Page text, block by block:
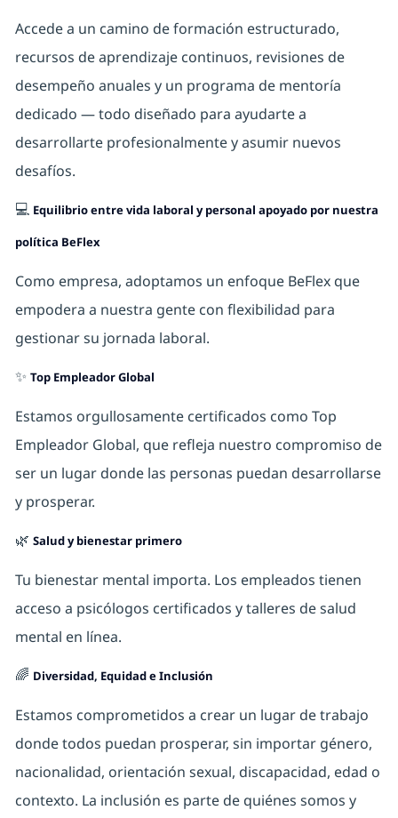
Accede a un camino de formación estructurado,
recursos de aprendizaje continuos, revisiones de
desempeño anuales y un programa de mentoría
dedicado — todo diseñado para ayudarte a
desarrollarte profesionalmente y asumir nuevos
desafíos.
💻 Equilibrio entre vida laboral y personal apoyado por nuestra
política BeFlex
Como empresa, adoptamos un enfoque BeFlex que
empodera a nuestra gente con flexibilidad para
gestionar su jornada laboral.
✨ Top Empleador Global
Estamos orgullosamente certificados como Top
Empleador Global, que refleja nuestro compromiso de
ser un lugar donde las personas puedan desarrollarse
y prosperar.
🌿 Salud y bienestar primero
Tu bienestar mental importa. Los empleados tienen
acceso a psicólogos certificados y talleres de salud
mental en línea.
🌈 Diversidad, Equidad e Inclusión
Estamos comprometidos a crear un lugar de trabajo
donde todos puedan prosperar, sin importar género,
nacionalidad, orientación sexual, discapacidad, edad o
contexto. La inclusión es parte de quiénes somos y